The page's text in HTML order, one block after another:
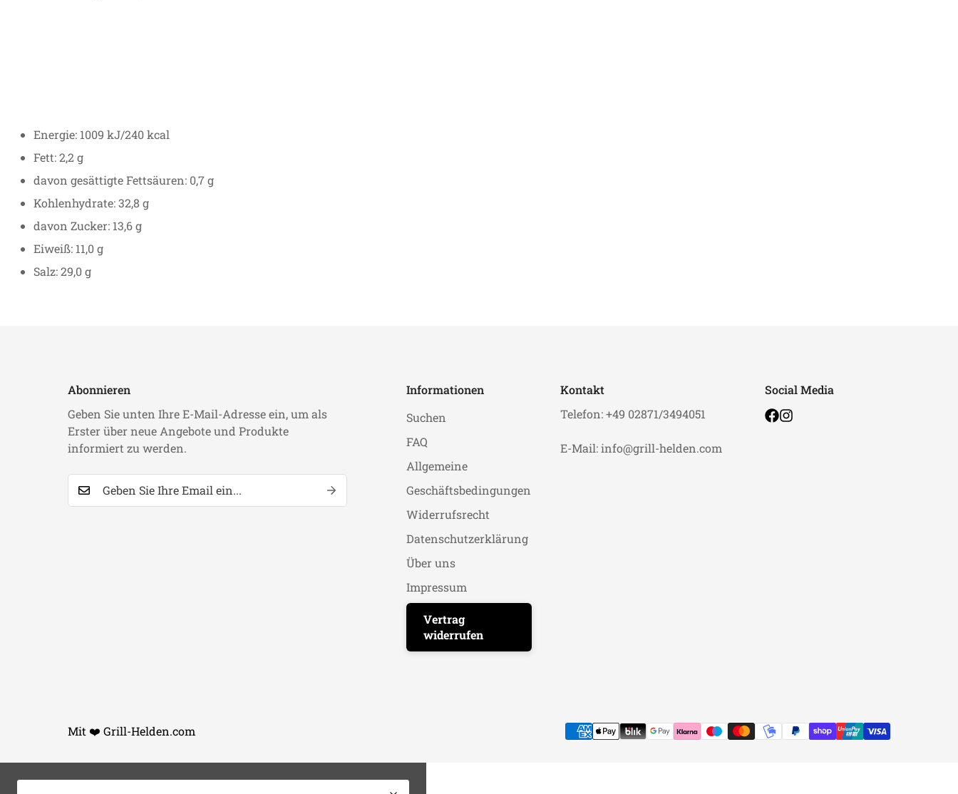
Energie: 1009 kJ/240 kcal
Fett: 2,2 g
davon gesättigte Fettsäuren: 0,7 g
Kohlenhydrate: 32,8 g
davon Zucker: 13,6 g
Eiweiß: 11,0 g
Salz: 29,0 g
Abonnieren
Geben Sie unten Ihre E-Mail-Adresse ein, um als
Erster über neue Angebote und Produkte
informiert zu werden.
Informationen
Suchen
FAQ
Allgemeine
Geschäftsbedingungen
Widerrufsrecht
Datenschutzerklärung
Über uns
Impressum
Vertrag
widerrufen
Kontakt
Telefon: +49 02871/3494051
E-Mail: info@grill-helden.com
Social Media
Mit ❤️ Grill-Helden.com